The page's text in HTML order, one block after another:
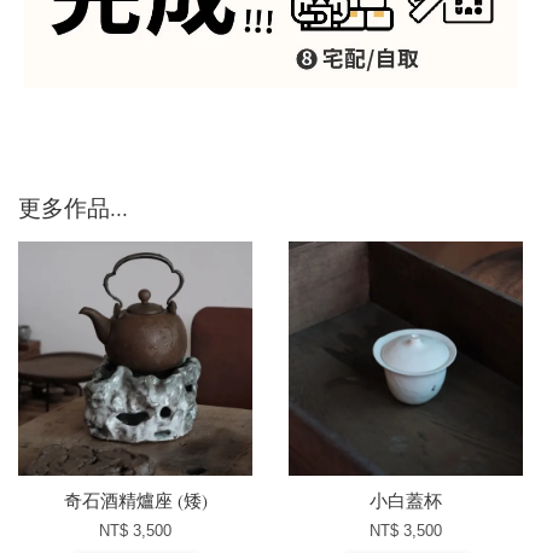
更多作品...
奇石酒精爐座 (矮)
NT$ 3,500
小白蓋杯
NT$ 3,500